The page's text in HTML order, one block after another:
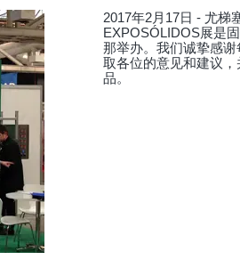
2017年2月17日 - 尤梯
EXPOSÓLIDOS展是
那举办。我们诚挚感
取各位的意见和建议
品。